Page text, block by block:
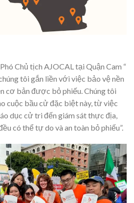
Chủ tịch AJOCAL tại Quận Cam “
tôi gắn liền với việc bảo vệ nền
cơ bản được bỏ phiếu. Chúng tôi
cuộc bầu cử đặc biệt này, từ việc
dục cử tri đến giám sát thực địa,
có thể tự do và an toàn bỏ phiếu”.